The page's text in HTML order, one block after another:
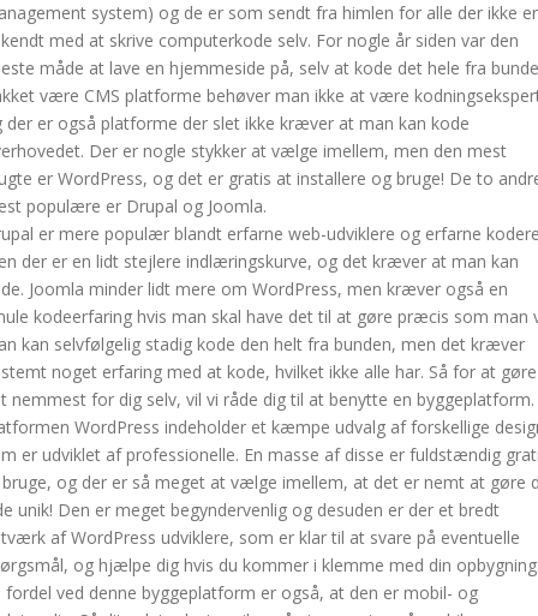
system) og de er som sendt fra himlen for alle der ikke er
med at skrive computerkode selv. For nogle år siden var den
måde at lave en hjemmeside på, selv at kode det hele fra
være CMS platforme behøver man ikke at være
der er også platforme der slet ikke kræver at man kan kode
Der er nogle stykker at vælge imellem, men den mest
er WordPress, og det er gratis at installere og bruge! De to
populære er Drupal og Joomla.
er mere populær blandt erfarne web-udviklere og erfarne
der er en lidt stejlere indlæringskurve, og det kræver at man kan
Joomla minder lidt mere om WordPress, men kræver også en
kodeerfaring hvis man skal have det til at gøre præcis som man
kan selvfølgelig stadig kode den helt fra bunden, men det kræver
noget erfaring med at kode, hvilket ikke alle har. Så for at gøre
nemmest for dig selv, vil vi råde dig til at benytte en byggeplatform.
WordPress indeholder et kæmpe udvalg af forskellige
er udviklet af professionelle. En masse af disse er fuldstændig
og der er så meget at vælge imellem, at det er nemt at gøre
unik! Den er meget begyndervenlig og desuden er der et bredt
af WordPress udviklere, som er klar til at svare på eventuelle
og hjælpe dig hvis du kommer i klemme med din
fordel ved denne byggeplatform er også, at den er mobil- og